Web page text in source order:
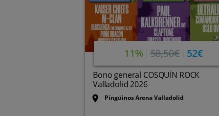
11% 58,50€ 52€
Bono general COSQUÍN ROCK
Valladolid 2026
Pingüinos Arena Valladolid